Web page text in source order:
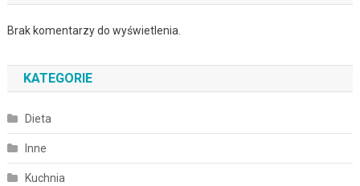
Brak komentarzy do wyświetlenia.
KATEGORIE
Dieta
Inne
Kuchnia